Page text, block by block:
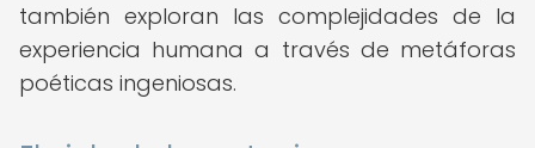
también exploran las complejidades de la
experiencia humana a través de metáforas
poéticas ingeniosas.